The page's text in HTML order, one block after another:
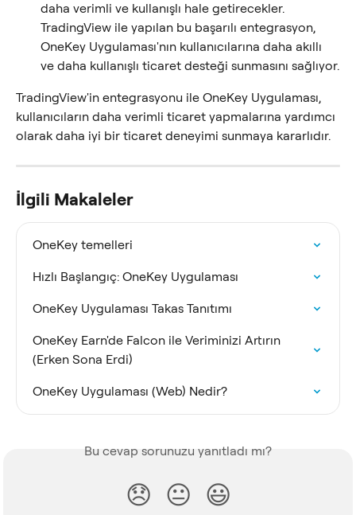
daha verimli ve kullanışlı hale getirecekler.
TradingView ile yapılan bu başarılı entegrasyon,
OneKey Uygulaması'nın kullanıcılarına daha akıllı
ve daha kullanışlı ticaret desteği sunmasını sağlıyor.
TradingView'in entegrasyonu ile OneKey Uygulaması,
kullanıcıların daha verimli ticaret yapmalarına yardımcı
olarak daha iyi bir ticaret deneyimi sunmaya kararlıdır.
İlgili Makaleler
OneKey temelleri
Hızlı Başlangıç: OneKey Uygulaması
OneKey Uygulaması Takas Tanıtımı
OneKey Earn'de Falcon ile Veriminizi Artırın
(Erken Sona Erdi)
OneKey Uygulaması (Web) Nedir?
Bu cevap sorunuzu yanıtladı mı?
😞 😐 😃